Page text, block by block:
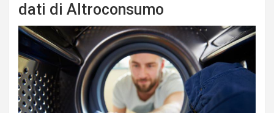
dati di Altroconsumo